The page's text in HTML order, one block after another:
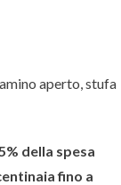
aperto, stufa
della spesa
fino a